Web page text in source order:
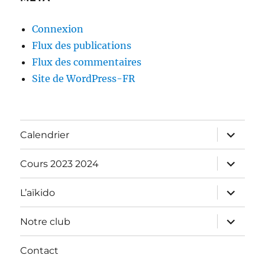
Connexion
Flux des publications
Flux des commentaires
Site de WordPress-FR
Calendrier
ouvrir
le
sous-
menu
Cours 2023 2024
ouvrir
le
sous-
menu
L’aïkido
ouvrir
le
sous-
menu
Notre club
ouvrir
le
sous-
Contact